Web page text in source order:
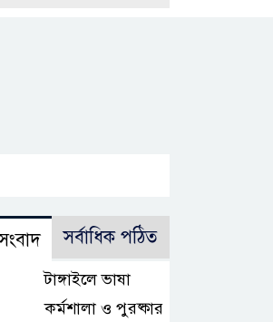
সর্বাধিক পঠিত
টাঙ্গাইলে ভাষা
কর্মশালা ও পুরষ্কার